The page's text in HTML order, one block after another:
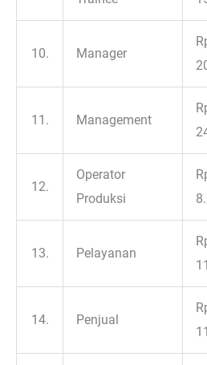
10. Manager
11. Management
12.
Operator
Produksi
13. Pelayanan
14. Penjual